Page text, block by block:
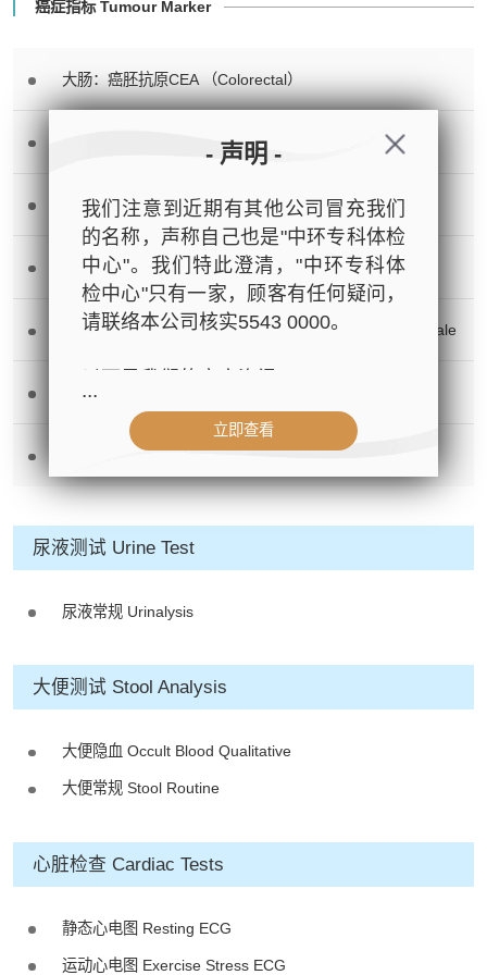
癌症指标 Tumour Marker
大肠：癌胚抗原CEA （Colorectal）
肝脏：甲种胚胎蛋白 AFP （Liver）
胰脏：癌抗原 19.9 CA 19.9 （Pancreas）
鼻咽癌病毒抗体 EBV IgA for NPC
前列腺：总前列腺癌抗原 Total PSA （Postate） – 男 Male
卵巢：癌抗原 125 CA 125 （Ovary） – 女 Female
乳房：癌抗原 15.3 CA 15.3 （Breast） – 女 Female
尿液测试 Urine Test
尿液常规 Urinalysis
大便测试 Stool Analysis
大便隐血 Occult Blood Qualitative
大便常规 Stool Routine
心脏检查 Cardiac Tests
静态心电图 Resting ECG
运动心电图 Exercise Stress ECG
- 声明 -
我们注意到近期有其他公司冒充我们
的名称，声称自己也是"中环专科体检
中心"。我们特此澄清，"中环专科体
检中心"只有一家，顾客有任何疑问，
请联络本公司核实5543 0000。
- 公司名称：中环专科体检中心（The
- 地址：香港皇后大道中99号中环中
心42楼4203室（中环港铁站出口
D1）
- 服务热线：(852) 3180 9809
- WhatsApp：(852) 5543 0000
“中环专科体检中心”致力为关注健康
站式进行全方位检查。
持！
祝您健康愉快！
...
立即查看